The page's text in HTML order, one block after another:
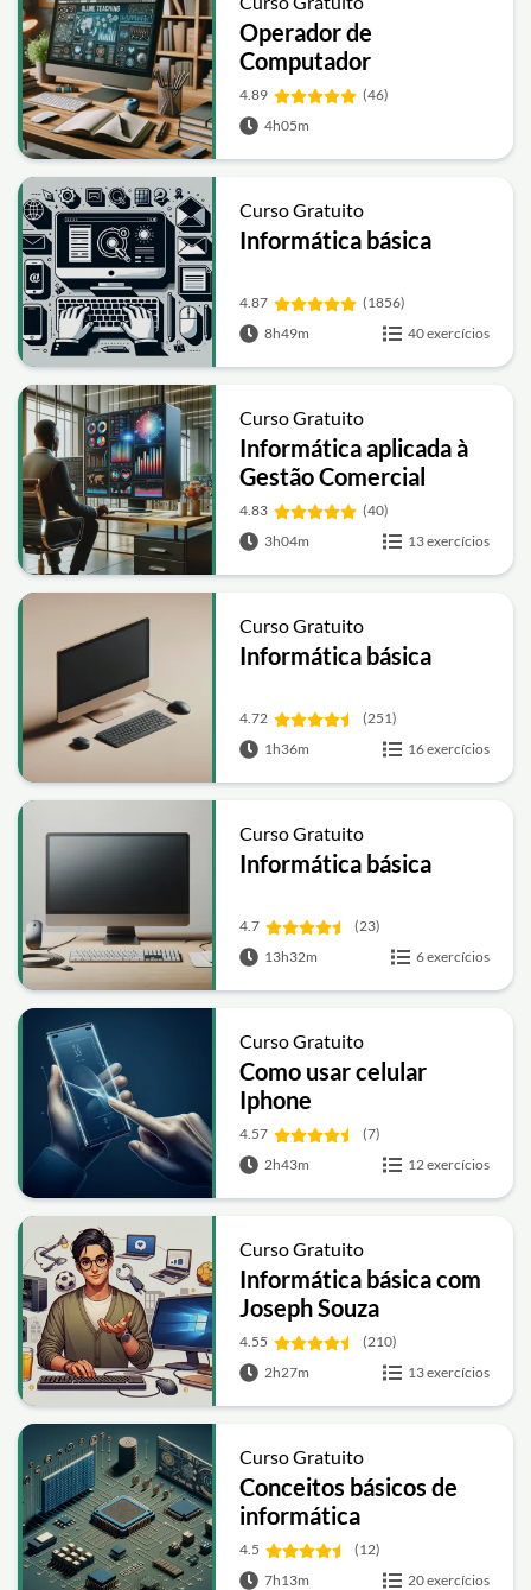
Operador de
Computador
4.89
(46)
4h05m
Curso Gratuito
Informática básica
4.87
(1856)
8h49m
40 exercícios
Curso Gratuito
Informática aplicada à
Gestão Comercial
4.83
(40)
3h04m
13 exercícios
Curso Gratuito
Informática básica
4.72
(251)
1h36m
16 exercícios
Curso Gratuito
Informática básica
4.7
(23)
13h32m
6 exercícios
Curso Gratuito
Como usar celular
Iphone
4.57
(7)
2h43m
12 exercícios
Curso Gratuito
Informática básica com
Joseph Souza
4.55
(210)
2h27m
13 exercícios
Curso Gratuito
Conceitos básicos de
informática
4.5
(12)
7h13m
20 exercícios